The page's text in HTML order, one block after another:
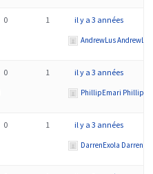
0 1 il y a 3 années
AndrewLus AndrewLus
0 1 il y a 3 années
PhillipEmari
0 1 il y a 3 années
DarrenExola